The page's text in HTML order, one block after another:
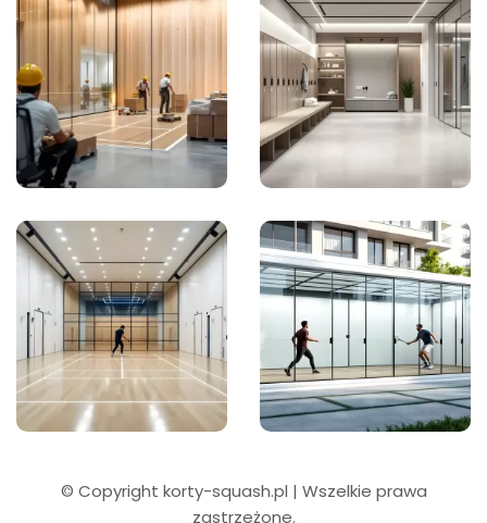
© Copyright korty-squash.pl | Wszelkie prawa
zastrzeżone.